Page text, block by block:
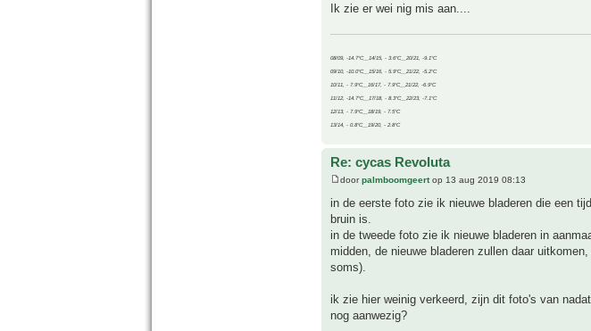
Ik zie er wei nig mis aan....
08/09, -14.7°C__14/15, - 3.6°C__20/21, -9.1°C
09/10, -10.0°C__15/16, - 5.9°C__21/22, -5.2°C
10/11, - 7.9°C__16/17, - 7.9°C__21/22, -6.9°C
11/12, -14.7°C__17/18, - 8.3°C__22/23, -7.1°C
12/13, - 7.9°C__18/19, - 7.5°C
13/14, - 0.8°C__19/20, - 2.8°C
Re: cycas Revoluta
doorpalmboomgeertop 13 aug 2019 08:13
in de eerste foto zie ik nieuwe bladeren die een
bruin is.
in de tweede foto zie ik nieuwe bladeren in
midden, de nieuwe bladeren zullen daar
soms).
ik zie hier weinig verkeerd, zijn dit foto's van
nog aanwezig?